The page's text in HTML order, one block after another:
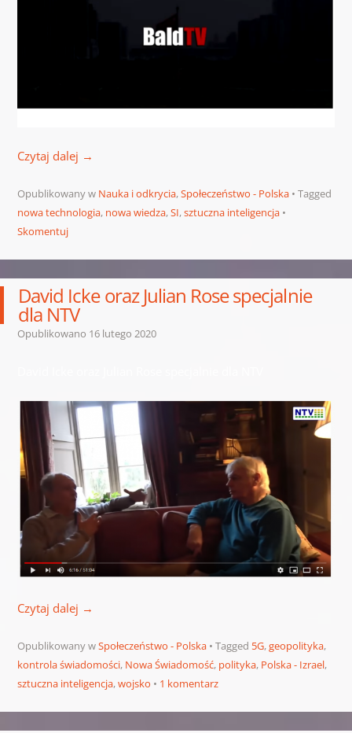
Czytaj dalej →
Opublikowany w Nauka i odkrycia,Społeczeństwo - Polska
Tagged
nowa technologia, nowa wiedza,SI,sztuczna inteligencja
Skomentuj
David Icke oraz Julian Rose specjalnie
dla NTV
Opublikowano 16 lutego 2020
Czytaj dalej →
Opublikowany wSpołeczeństwo - Polska Tagged 5G,geopolityka,
kontrola świadomości, Nowa Świadomość, polityka, Polska - Izrael,
sztuczna inteligencja,wojsko 1 komentarz